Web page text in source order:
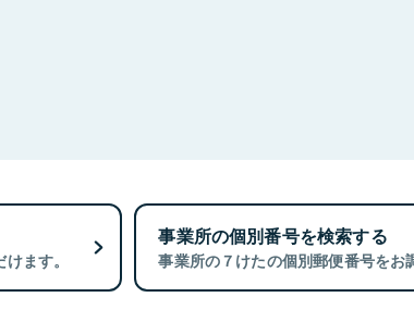
ます。
事業所の個別番号を検索する
事業所の７けたの個別郵便番号をお